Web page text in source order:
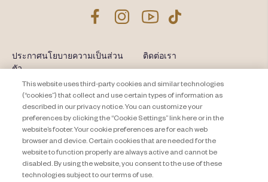
ประกาศนโยบายความเป็นส่วน
ตัว
About Travel + Leisure Co
Cookie Settings
ติดต่อเรา
ข้อกำหนดและเงื่อนไข
This website uses third-party cookies and similar technologies
(“cookies”) that collect and use certain types of information as
described in our privacy notice. You can customize your
preferences by clicking the “Cookie Settings” link here or in the
website’s footer. Your cookie preferences are for each web
browser and device. Certain cookies that are needed for the
website to function properly are always active and cannot be
disabled. By using the website, you consent to the use of these
technologies subject to our terms of use.